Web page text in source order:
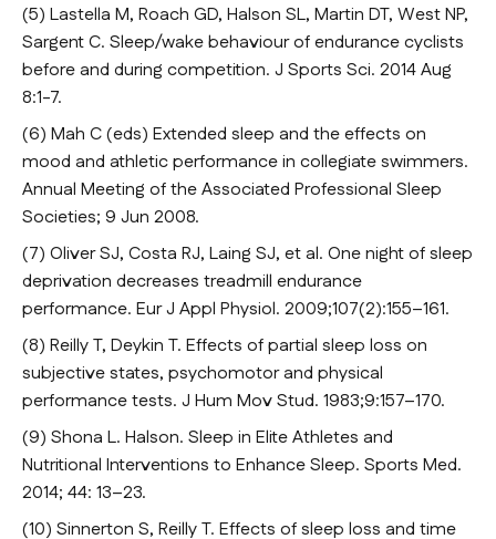
(5) Lastella M, Roach GD, Halson SL, Martin DT, West NP,
Sargent C. Sleep/wake behaviour of endurance cyclists
before and during competition. J Sports Sci. 2014 Aug
8:1-7.
(6) Mah C (eds) Extended sleep and the effects on
mood and athletic performance in collegiate swimmers.
Annual Meeting of the Associated Professional Sleep
Societies; 9 Jun 2008.
(7) Oliver SJ, Costa RJ, Laing SJ, et al. One night of sleep
deprivation decreases treadmill endurance
performance. Eur J Appl Physiol. 2009;107(2):155–161.
(8) Reilly T, Deykin T. Effects of partial sleep loss on
subjective states, psychomotor and physical
performance tests. J Hum Mov Stud. 1983;9:157–170.
(9) Shona L. Halson. Sleep in Elite Athletes and
Nutritional Interventions to Enhance Sleep. Sports Med.
2014; 44: 13–23.
(10) Sinnerton S, Reilly T. Effects of sleep loss and time